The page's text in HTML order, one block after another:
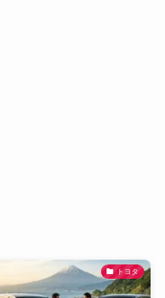
トヨタ